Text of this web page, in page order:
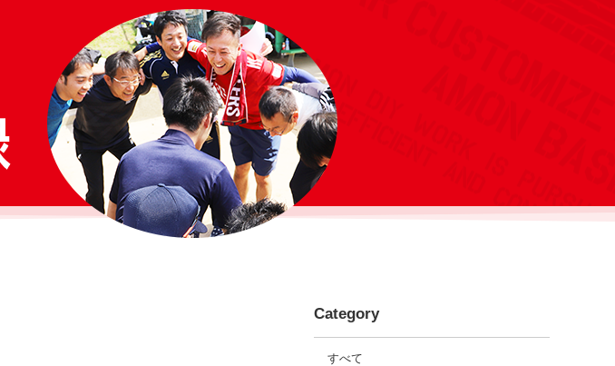
Category
すべて